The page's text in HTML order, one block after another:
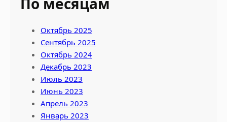
Октябрь 2025
Сентябрь 2025
Октябрь 2024
Декабрь 2023
Июль 2023
Июнь 2023
Апрель 2023
Январь 2023